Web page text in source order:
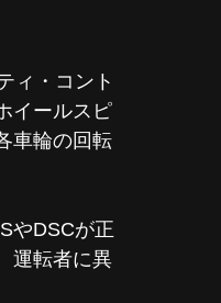
ィ・コント
イールスピ
車輪の回転
やDSCが正
運転者に異